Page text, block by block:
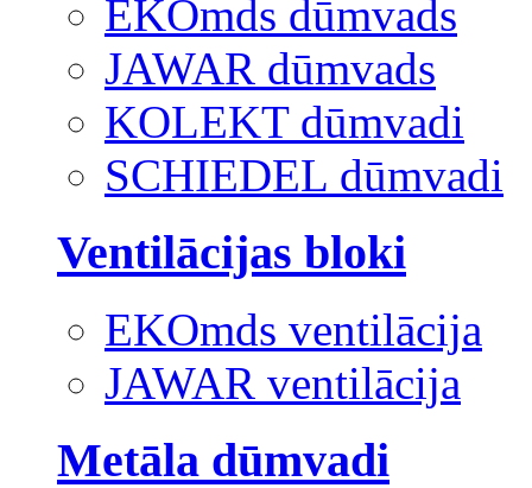
EKOmds dūmvads
JAWAR dūmvads
KOLEKT dūmvadi
SCHIEDEL dūmvadi
Ventilācijas bloki
EKOmds ventilācija
JAWAR ventilācija
Metāla dūmvadi